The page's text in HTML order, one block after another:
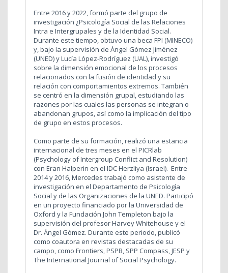
Entre 2016 y 2022, formó parte del grupo de
investigación ¿Psicología Social de las Relaciones
Intra e Intergrupales y de la Identidad Social.
Durante este tiempo, obtuvo una beca FPI (MINECO)
y, bajo la supervisión de Ángel Gómez Jiménez
(UNED) y Lucía López-Rodríguez (UAL), investigó
sobre la dimensión emocional de los procesos
relacionados con la fusión de identidad y su
relación con comportamientos extremos. También
se centró en la dimensión grupal, estudiando las
razones por las cuales las personas se integran o
abandonan grupos, así como la implicación del tipo
de grupo en estos procesos.
Como parte de su formación, realizó una estancia
internacional de tres meses en el PICRlab
(Psychology of Intergroup Conflict and Resolution)
con Eran Halperin en el IDC Herzliya (Israel). Entre
2014 y 2016, Mercedes trabajó como asistente de
investigación en el Departamento de Psicología
Social y de las Organizaciones de la UNED. Participó
en un proyecto financiado por la Universidad de
Oxford y la Fundación John Templeton bajo la
supervisión del profesor Harvey Whitehouse y el
Dr. Ángel Gómez. Durante este periodo, publicó
como coautora en revistas destacadas de su
campo, como Frontiers, PSPB, SPP Compass, JESP y
The International Journal of Social Psychology.